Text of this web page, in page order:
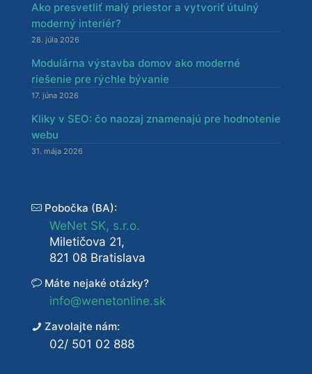
Ako presvetliť malý priestor a vytvoriť útulný
moderný interiér?
28. júla 2026
Modulárna výstavba domov ako moderné
riešenie pre rýchle bývanie
17. júna 2026
Kliky v SEO: čo naozaj znamenajú pre hodnotenie
webu
31. mája 2026
Pobočka (BA):
WeNet SK, s.r.o.
Miletičova 21,
821 08 Bratislava
Máte nejaké otázky?
info@wenetonline.sk
Zavolajte nám:
02/ 501 02 888